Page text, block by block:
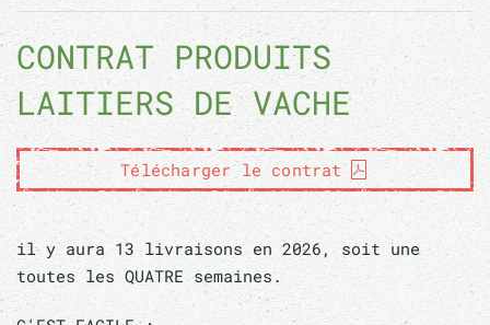
CONTRAT PRODUITS
LAITIERS DE VACHE
Télécharger le contrat
il y aura 13 livraisons en 2026, soit une
toutes les QUATRE semaines.